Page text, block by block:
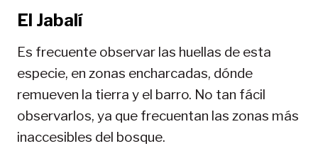
El Jabalí
Es frecuente observar las huellas de esta
especie, en zonas encharcadas, dónde
remueven la tierra y el barro. No tan fácil
observarlos, ya que frecuentan las zonas más
inaccesibles del bosque.